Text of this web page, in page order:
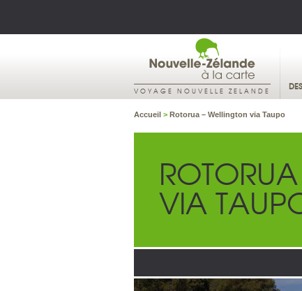
VOYAGE NOUVELLE ZELANDE
Accueil > Rotorua – Wellington via Taupo
VIA